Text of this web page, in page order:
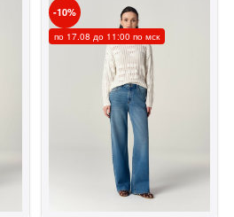
10
по 17.08 до 11:00 по мск